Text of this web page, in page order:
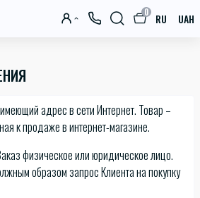
0 RU UAH
адрес в сети Интернет. Товар –
к продаже в интернет-магазине.
физическое или юридическое лицо.
образом запрос Клиента на покупку